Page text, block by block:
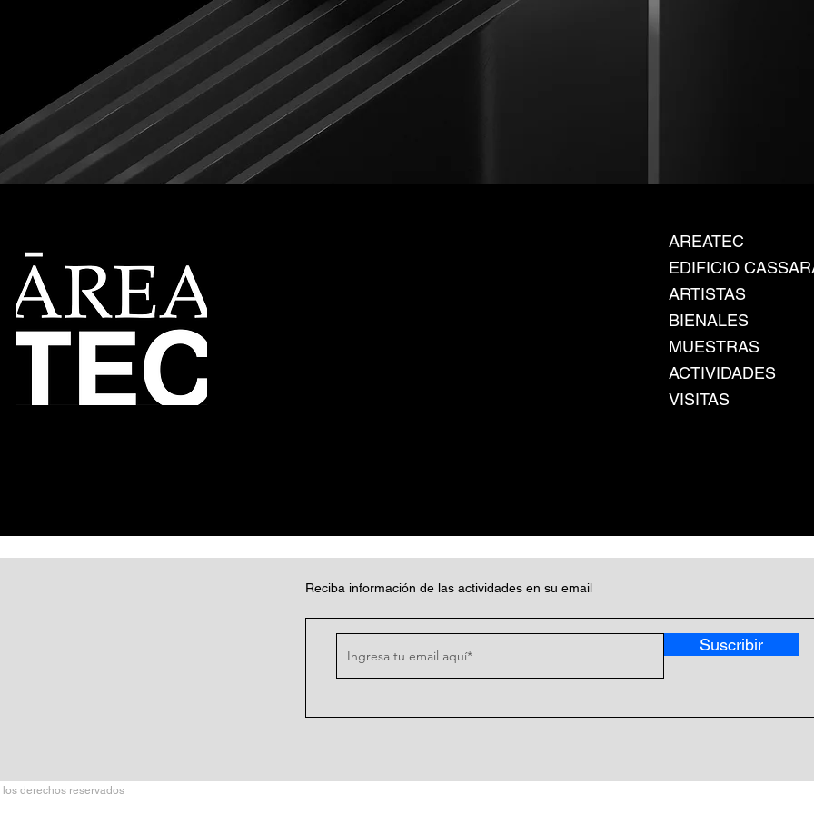
AREATEC
EDIFICIO
ARTISTAS
BIENALES
MUESTRAS
ACTIVIDADES
VISITAS
Reciba información de las actividades en su email
Suscribir
derechos reservados